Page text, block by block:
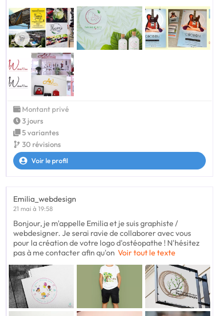
Montant privé
3 jours
5 variantes
30 révisions
Voir le profil
Emilia_webdesign
21 mai à 19:58
Bonjour, je m'appelle Emilia et je suis graphiste /
webdesigner. Je serai ravie de collaborer avec vous
pour la création de votre logo d'ostéopathe ! N'hésitez
pas à me contacter afin qu'on Voir tout le texte